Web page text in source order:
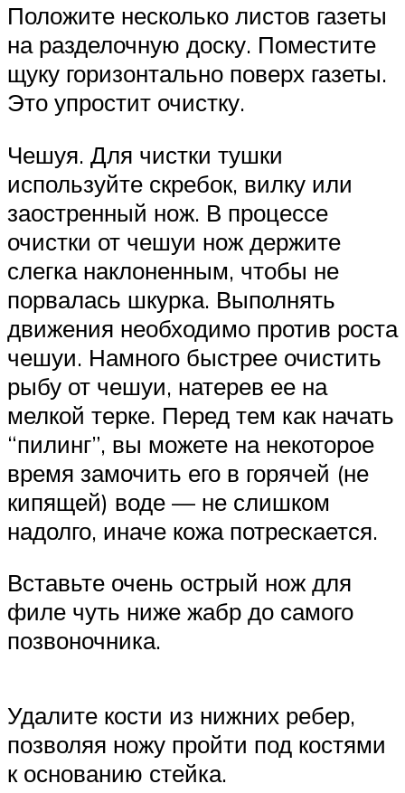
Положите несколько листов газеты
на разделочную доску. Поместите
щуку горизонтально поверх газеты.
Это упростит очистку.
Чешуя. Для чистки тушки
используйте скребок, вилку или
заостренный нож. В процессе
очистки от чешуи нож держите
слегка наклоненным, чтобы не
порвалась шкурка. Выполнять
движения необходимо против роста
чешуи. Намного быстрее очистить
рыбу от чешуи, натерев ее на
мелкой терке. Перед тем как начать
“пилинг”, вы можете на некоторое
время замочить его в горячей (не
кипящей) воде — не слишком
надолго, иначе кожа потрескается.
Вставьте очень острый нож для
филе чуть ниже жабр до самого
позвоночника.
Удалите кости из нижних ребер,
позволяя ножу пройти под костями
к основанию стейка.